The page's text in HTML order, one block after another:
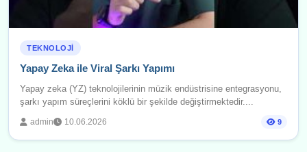
TEKNOLOJI
Yapay Zeka ile Viral Şarkı Yapımı
Yapay zeka (YZ) teknolojilerinin müzik endüstrisine entegrasyonu,
şarkı yapım süreçlerini köklü bir şekilde değiştirmektedir....
admin 10.06.2026 9